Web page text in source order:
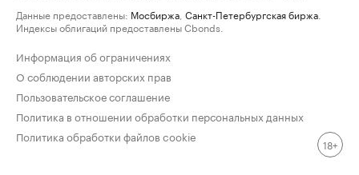
Данные предоставлены: Мосбиржа Санкт-Петербургская биржа
Индексы облигаций предоставлены Cbonds.
Информация об ограничениях
О соблюдении авторских прав
Пользовательское соглашение
Политика в отношении обработки персональных данных
Политика обработки файлов cookie
18+